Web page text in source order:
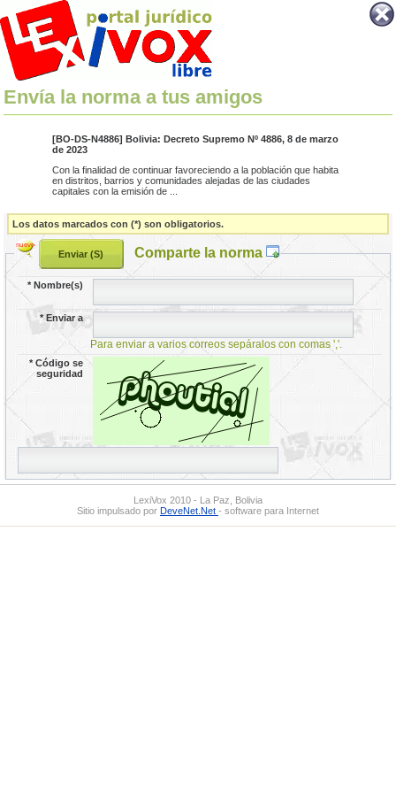
Envía la norma a tus amigos
[BO-DS-N4886] Bolivia: Decreto Supremo Nº 4886, 8 de marzo
de 2023
Con la finalidad de continuar favoreciendo a la población que habita
en distritos, barrios y comunidades alejadas de las ciudades
capitales con la emisión de ...
Los datos marcados con (*) son obligatorios.
Comparte la norma
*Nombre(s)
*Enviar a
Para enviar a varios correos sepáralos con comas ','.
*Código se
seguridad
LexiVox 2010 - La Paz, Bolivia
Sitio impulsado por DeveNet.Net - software para Internet